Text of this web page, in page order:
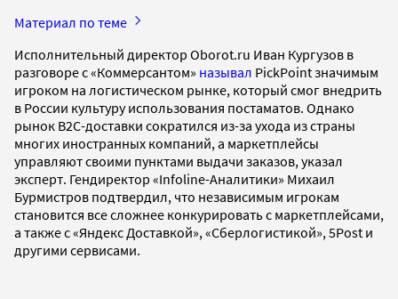
Материал по теме
Исполнительный директор Oborot.ru Иван Кургузов в
разговоре с «Коммерсантом» называл PickPoint значимым
игроком на логистическом рынке, который смог внедрить
в России культуру использования постаматов. Однако
рынок B2C-доставки сократился из-за ухода из страны
многих иностранных компаний, а маркетплейсы
управляют своими пунктами выдачи заказов, указал
эксперт. Гендиректор «Infoline-Аналитики» Михаил
Бурмистров подтвердил, что независимым игрокам
становится все сложнее конкурировать с маркетплейсами,
а также с «Яндекс Доставкой», «Сберлогистикой», 5Post и
другими сервисами.